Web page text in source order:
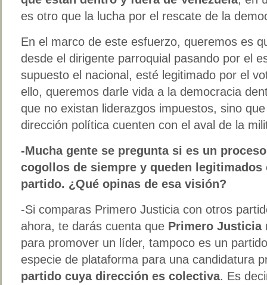
es otro que la lucha por el rescate de la
En el marco de este esfuerzo, queremos es
desde el dirigente parroquial pasando por el
supuesto el nacional, esté legitimado por el
ello, queremos darle vida a la democracia
que no existan liderazgos impuestos, sino
dirección política cuenten con el aval de la
-Mucha gente se pregunta si es un
cogollos de siempre y queden
partido. ¿Qué opinas de esa visión?
-Si comparas Primero Justicia con otros
ahora, te darás cuenta que Primero Justicia
para promover un líder, tampoco es un
especie de plataforma para una candidatura
partido cuya dirección es colectiva. Es